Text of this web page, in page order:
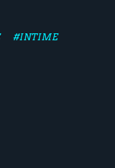
#INTIME